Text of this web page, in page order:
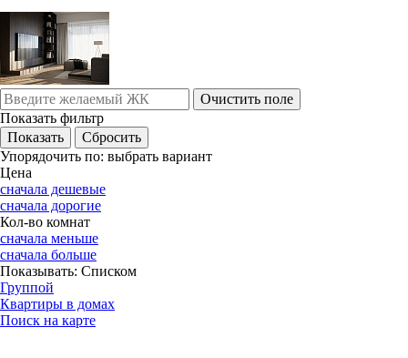
Очистить поле
Показать фильтр
Упорядочить по: выбрать вариант
Цена
сначала дешевые
сначала дорогие
Кол-во комнат
сначала меньше
сначала больше
Показывать: Списком
Группой
Квартиры в домах
Поиск на карте